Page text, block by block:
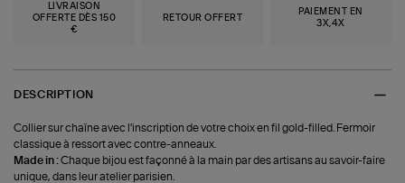
LIVRAISON
OFFERTE DÈS 150
€
RETOUR OFFERT
PAIEMENT EN
3X,4X
DESCRIPTION
Collier sur chaîne avec l'inscription de votre choix en fil gold-filled. Fermoir
classique à ressort avec contre-anneaux.
Made in :Chaque bijou est façonné à la main par des artisans au savoir-faire
unique, dans leur atelier parisien.